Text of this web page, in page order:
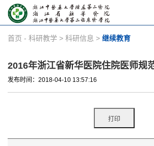
首页 - 科研教学 > 科研信息 > 继续教育
2016年浙江省新华医院住院医师规
发布时间：2018-04-10 13:57:16